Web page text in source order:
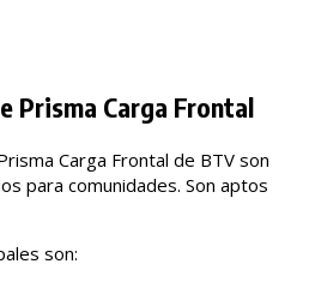
Prisma Carga Frontal
Carga Frontal de BTV son
para comunidades. Son aptos
son: